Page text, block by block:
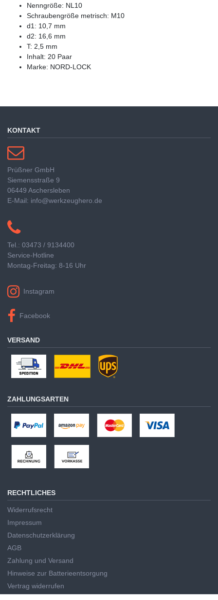
Nenngröße: NL10
Schraubengröße metrisch: M10
d1: 10,7 mm
d2: 16,6 mm
T: 2,5 mm
Inhalt: 20 Paar
Marke: NORD-LOCK
KONTAKT
Prüßner GmbH
Siemensstraße 9
06449 Aschersleben
E-Mail: info@werkzeughero.de
Tel.: 03473 / 9134400
Service-Hotline
Montag-Freitag: 8-16 Uhr
Instagram
Facebook
VERSAND
ZAHLUNGSARTEN
RECHTLICHES
Widerrufsrecht
Impressum
Datenschutzerklärung
AGB
Zahlung und Versand
Hinweise zur Batterieentsorgung
Vertrag widerrufen